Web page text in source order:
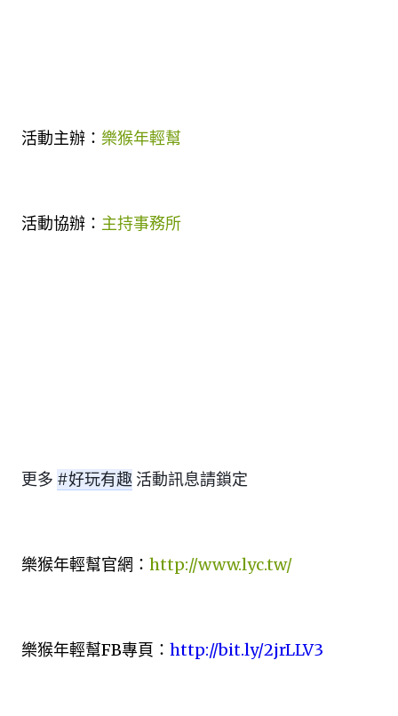
活動主辦： 樂猴年輕幫
活動協辦： 主持事務所
更多 #好玩有趣 活動訊息請鎖定
樂猴年輕幫官網： http://www.lyc.tw/
樂猴年輕幫FB專頁： http://bit.ly/2jrLLV3